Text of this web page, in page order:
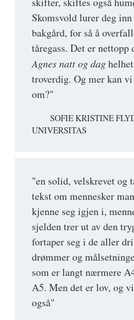
Skomsvold lurer deg
bakgård, for så å
tåregass. Det er nettopp
Agnes natt og dag
troverdig. Og mer kan
om?"
SOFIE KRISTINE
UNIVERSITAS
"en solid, velskrevet og
tekst om mennesker
kjenne seg igjen i,
sjelden trer ut av den
fortaper seg i de aller
drømmer og
som er langt nærmere
A5. Men det er lov, og
også"